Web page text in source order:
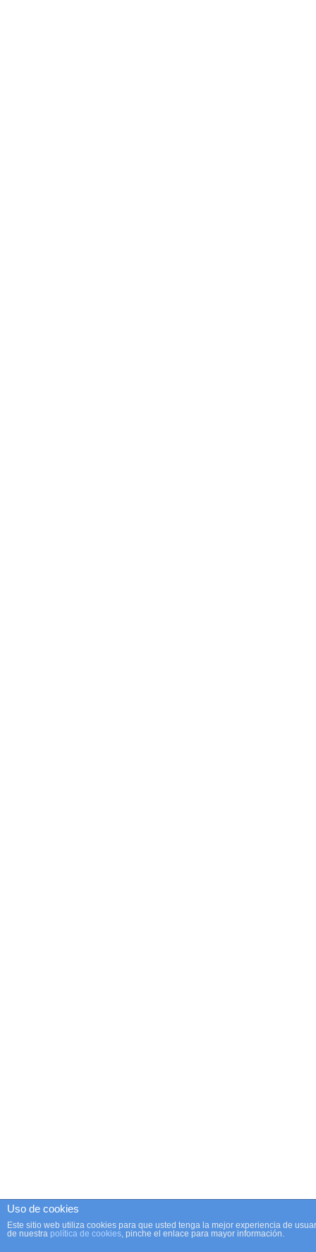
Uso de cookies
Este sitio web utiliza cookies para que usted tenga la mejor experiencia de
de nuestra política de cookies, pinche el enlace para mayor información.